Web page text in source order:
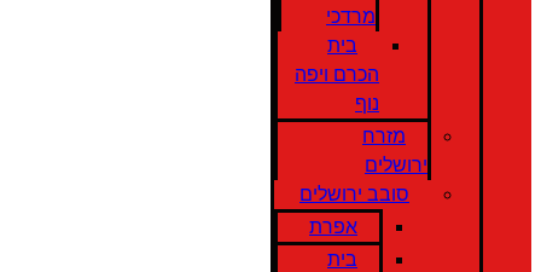
מרדכי
בית
הכרם ויפה
נוף
מזרח
ירושלים
סובב ירושלים
אפרת
בית